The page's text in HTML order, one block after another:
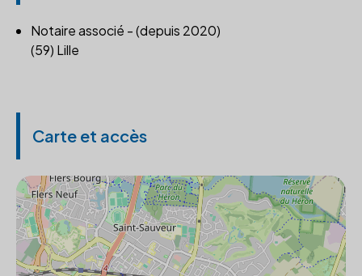
Notaire associé - (depuis 2020)
(59) Lille
Carte et accès